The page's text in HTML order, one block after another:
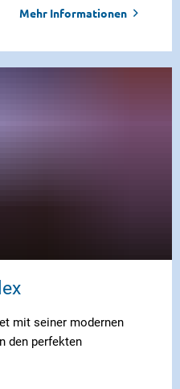
Mehr Informationen
mit seiner modernen
den perfekten